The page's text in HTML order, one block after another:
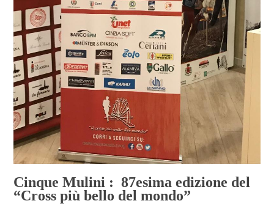
Cinque Mulini : 87esima edizione del
“Cross più bello del mondo”